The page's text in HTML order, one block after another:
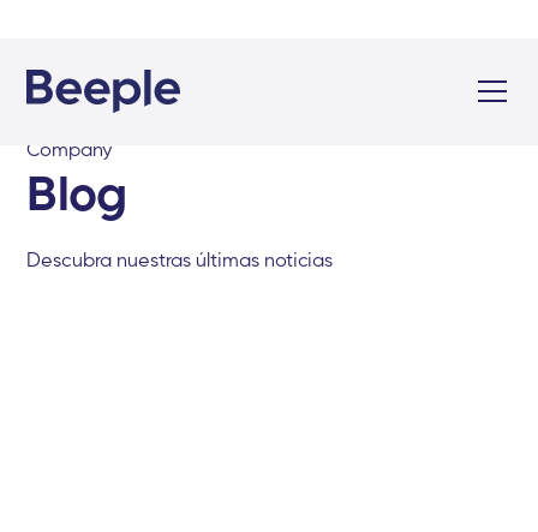
Company
Blog
Descubra nuestras últimas noticias